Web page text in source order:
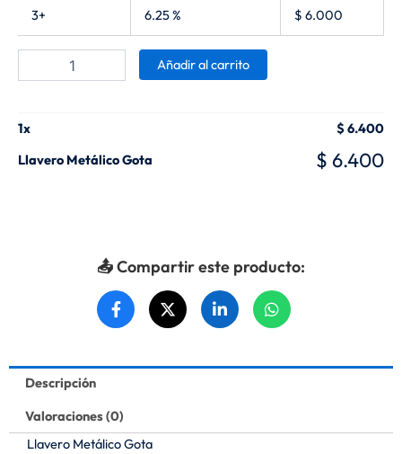
3+ 6.25 % $ 6.000
Añadir al carrito
1x $ 6.400
Llavero Metálico Gota
$ 6.400
📤 Compartir este producto:
Descripción
Valoraciones (0)
Llavero Metálico Gota